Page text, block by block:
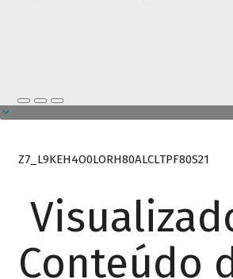
Z7_L9KEH4O0LORH80ALCLTPF80S21
Conteúdo